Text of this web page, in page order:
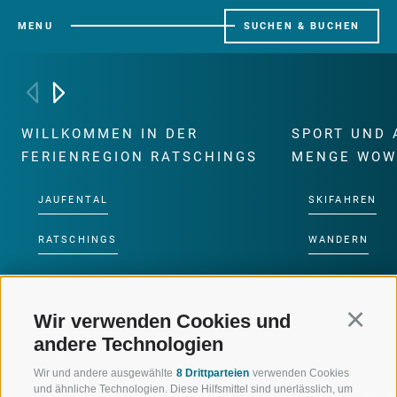
Wir verwenden Cookies und
andere Technologien
Wir und andere ausgewählte 8 Drittparteien verwenden Cookies
und ähnliche Technologien. Diese Hilfsmittel sind unerlässlich, um
MENU SUCHEN & BUCHEN
WILLKOMMEN IN DER
FERIENREGION RATSCHINGS
JAUFENTAL
RATSCHINGS
RIDNAUNTAL
BERGBAHNEN
SKISCHULE RATSCHINGS
SPORT UND
MENGE
SKIFAHREN
WANDERN
HOCHALPINE